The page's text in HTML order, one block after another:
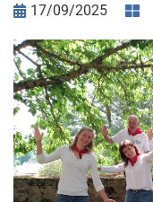
17/09/2025